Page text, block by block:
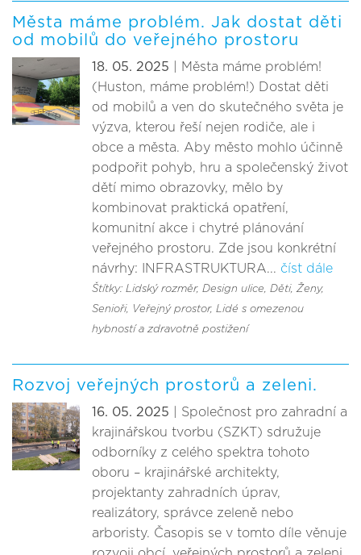
Města máme problém. Jak dostat děti
od mobilů do veřejného prostoru
18. 05. 2025 | Města máme problém!
(Huston, máme problém!) Dostat děti
od mobilů a ven do skutečného světa je
výzva, kterou řeší nejen rodiče, ale i
obce a města. Aby město mohlo účinně
podpořit pohyb, hru a společenský život
dětí mimo obrazovky, mělo by
kombinovat praktická opatření,
komunitní akce i chytré plánování
veřejného prostoru. Zde jsou konkrétní
návrhy: INFRASTRUKTURA... číst dále
Štítky: Lidský rozměr, Design ulice, Děti, Ženy,
Senioři, Veřejný prostor, Lidé s omezenou
hybností a zdravotně postižení
Rozvoj veřejných prostorů a zeleni.
16. 05. 2025 | Společnost pro zahradní a
krajinářskou tvorbu (SZKT) sdružuje
odborníky z celého spektra tohoto
oboru – krajinářské architekty,
projektanty zahradních úprav,
realizátory, správce zeleně nebo
arboristy. Časopis se v tomto díle věnuje